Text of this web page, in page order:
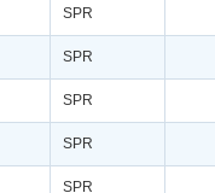
SPR
SPR
SPR
SPR
SPR